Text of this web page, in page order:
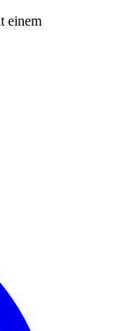
einem